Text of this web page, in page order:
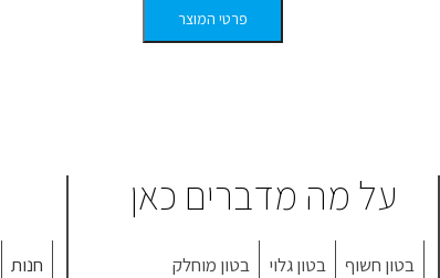
פרטי המוצר
חנות
על מה מדברים כאן
בטון חשוף בטון גלוי בטון מוחלק